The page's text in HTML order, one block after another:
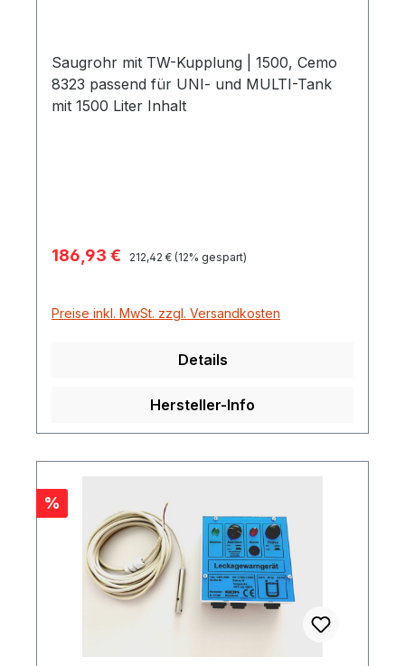
Saugrohr mit TW-Kupplung | 1500, Cemo
8323 passend für UNI- und MULTI-Tank
mit 1500 Liter Inhalt
Verkaufspreis:
186,93 € Regulärer Preis:
212,42 € (12% gespart)
Preise inkl. MwSt. zzgl. Versandkosten
Details
Hersteller-Info
Rabatt
%